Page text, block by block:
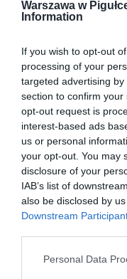
Warszawa w
Information
If you wish to opt-out
processing of your
targeted advertising
section to confirm
opt-out request is
interest-based ads
us or personal
your opt-out. You may
disclosure of your
IAB’s list of
also be disclosed by
Downstream
Personal Data